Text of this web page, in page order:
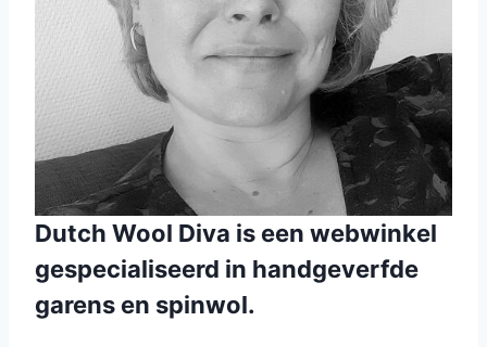
Dutch Wool Diva is een webwinkel
gespecialiseerd in handgeverfde
garens en spinwol.